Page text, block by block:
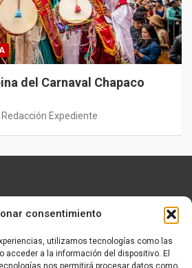
consentimiento
utilizamos tecnologías como las
acceder a la información del dispositivo. El
nos permitirá procesar datos como
del Carnaval Chapaco
Redacción Expediente